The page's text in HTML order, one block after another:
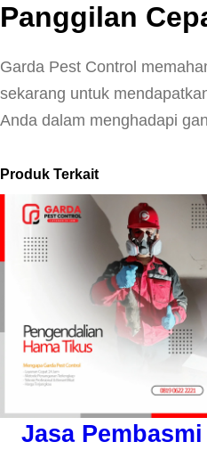
Panggilan
Garda Pest Control
sekarang untuk
Anda dalam menghadapi
Produk Terkait
Jasa Pembasmi